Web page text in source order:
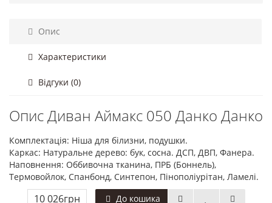
Опис
Характеристики
Відгуки (0)
Опис Диван Аймакс 050 Данко Данко
Комплектація: Ніша для білизни, подушки.
Каркас: Натуральне дерево: бук, сосна. ДСП, ДВП, Фанера.
Наповнення: Оббивочна тканина, ПРБ (Боннель),
Термовойлок, Спанбонд, Синтепон, Пінополіурітан, Ламелі.
10 026грн До кошика